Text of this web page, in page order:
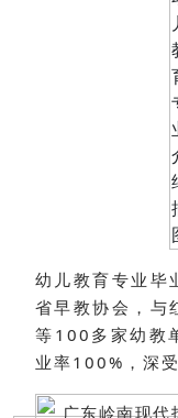
幼儿教育专业毕
省早教协会，与
等100多家幼教
业率100%，深